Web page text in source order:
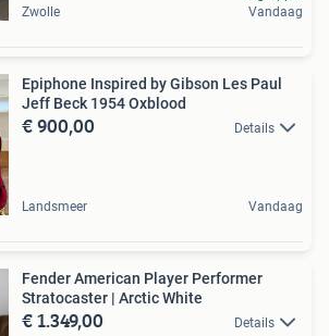
Zwolle
Vandaag
Epiphone Inspired by Gibson Les Paul
Jeff Beck 1954 Oxblood
€ 900,00 Details
Landsmeer Vandaag
Fender American Player Performer
Stratocaster | Arctic White
€ 1.349,00 Details